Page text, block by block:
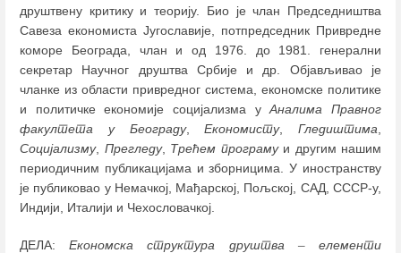
друштвену критику и теорију. Био је члан Председништва
Савеза економиста Југославије, потпредседник Привредне
коморе Београда, члан и од 1976. до 1981. генерални
секретар Научног друштва Србије и др. Објављивао је
чланке из области привредног система, економске политике
и политичке економије социјализма уАналима Правног
факултета у Београду,Економисту, Гледиштима,
Социјализму, Прегледу, Трећем програмуи другим нашим
периодичним публикацијама и зборницима. У иностранству
је публиковао у Немачкој, Мађарској, Пољској, САД, СССР-у,
Индији, Италији и Чехословачкој.
ДЕЛА:Економска структура друштва –елементи